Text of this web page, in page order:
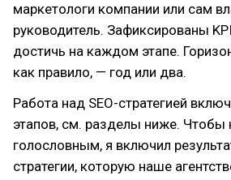
маркетологи компании или сам
руководитель. Зафиксированы
достичь на каждом этапе.
как правило, — год или два.
Работа над SEO-стратегией
этапов, см. разделы ниже. Чтобы
голословным, я включил
стратегии, которую наше